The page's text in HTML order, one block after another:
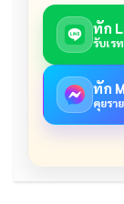
ทัก
รับเร
ทัก
คุยรา